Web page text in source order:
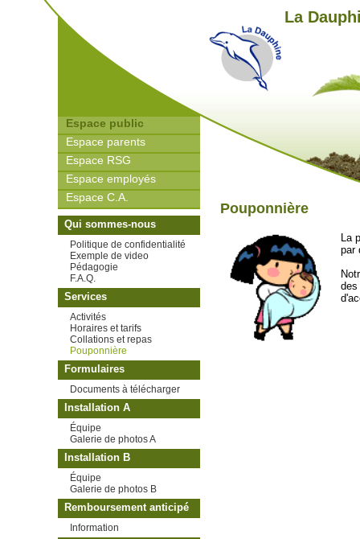
La
Espace public
Espace parents
Espace RSG
Espace employés
Espace C.A.
Qui sommes-nous
Politique de confidentialité
Exemple de video
Pédagogie
F.A.Q.
Services
Activités
Horaires et tarifs
Collations et repas
Pouponnière
Formulaires
Documents à télécharger
Installation A
Équipe
Galerie de photos A
Installation B
Équipe
Galerie de photos B
Remboursement anticipé
Information
Pouponnière
La
par